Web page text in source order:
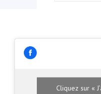
Cliquez sur «